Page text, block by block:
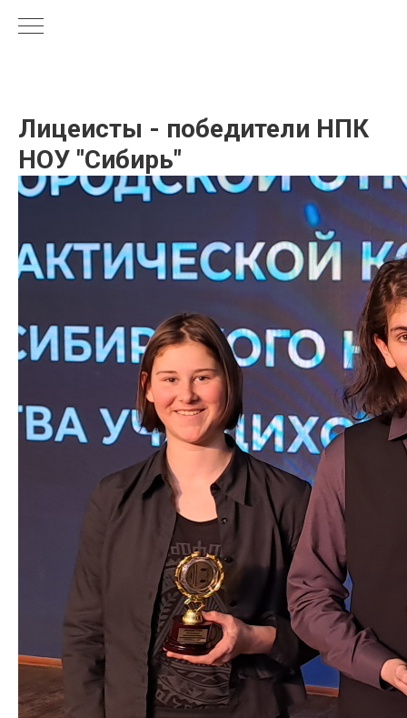
Лицеисты - победители НПК
НОУ "Сибирь"